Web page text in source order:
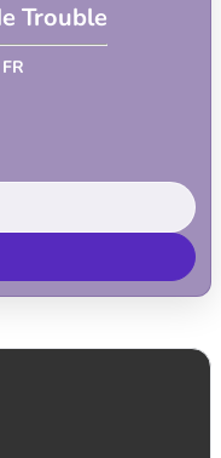
Trouble